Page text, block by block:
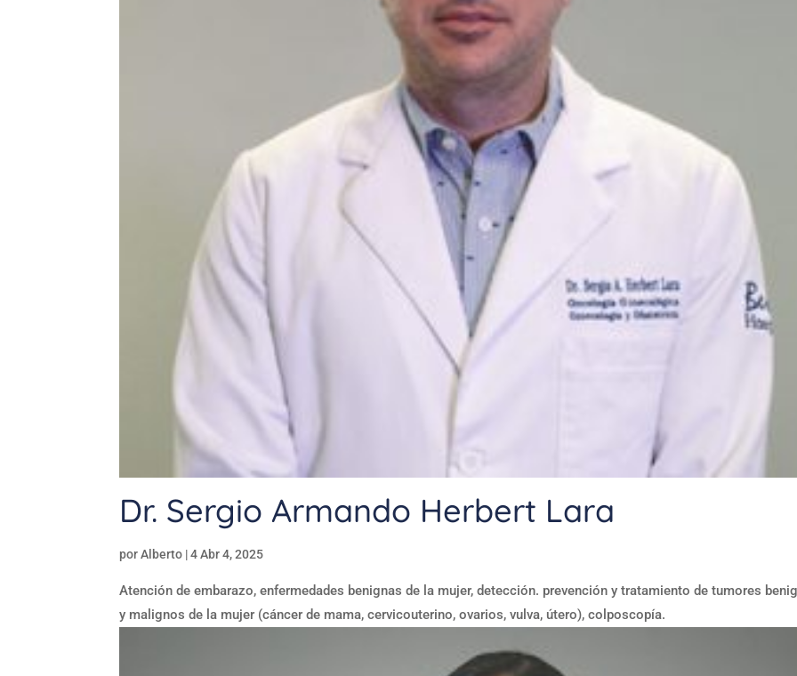
Dr. Sergio Armando Herbert Lara
porAlberto |4 Abr 4, 2025
Atención de embarazo, enfermedades benignas de la mujer, detección. prevención y tratamiento de tumores
y malignos de la mujer (cáncer de mama, cervicouterino, ovarios, vulva, útero), colposcopía.